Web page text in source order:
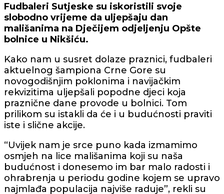
Fudbaleri Sutjeske su iskoristili svoje
slobodno vrijeme da uljepšaju dan
mališanima na Dječijem odjeljenju Opšte
bolnice u Nikšiću.
Kako nam u susret dolaze praznici, fudbaleri
aktuelnog šampiona Crne Gore su
novogodišnjim poklonima i navijačkim
rekvizitima uljepšali popodne djeci koja
praznične dane provode u bolnici. Tom
prilikom su istakli da će i u budućnosti praviti
iste i slične akcije.
“Uvijek nam je srce puno kada izmamimo
osmjeh na lice mališanima koji su naša
budućnost i donesemo im bar malo radosti i
ohrabrenja u periodu godine kojem se upravo
najmlađa populacija najviše raduje”, rekli su